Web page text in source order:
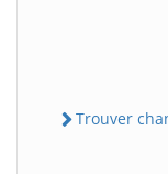
Trouver